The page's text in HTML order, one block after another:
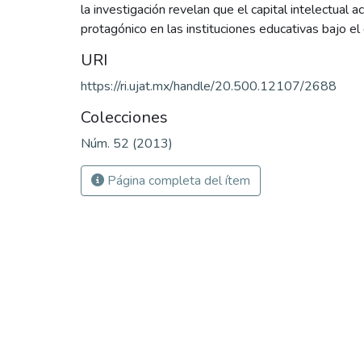
la investigación revelan que el capital intelectual
protagónico en las instituciones educativas bajo
URI
https://ri.ujat.mx/handle/20.500.12107/2688
Colecciones
Núm. 52 (2013)
Página completa del ítem